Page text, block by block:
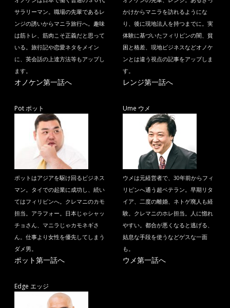
サラリーマン。職場の先輩であるレ
ンジの誘いからマニラ旅行へ。趣味
は筋トレ、筋肉こそ正義だと思って
いる。旅行記や恋愛ネタをメイン
に、英会話の上達方法等もアップし
ます。
オノケン第一話へ
かけからマニラを訪れるようにな
り、後に現地法人を持つまでに。実
体験に基づいたフィリピンの闇、貧
困と格差、現地ビジネスなどオノケ
ンとは違う視点の記事をアップしま
す。
レンジ第一話へ
Pot ポット
ポットはアジアを駆け回るビジネス
マン。タイでの起業に成功し、続い
てはフィリピンへ。クレマニのカモ
担当。アラフォー。日本じゃシャッ
チョさん、マニラじゃカモネギさ
ん。仕事より女性を優先してしまう
ダメ男。
ポット第一話へ
Ume ウメ
ウメは元経営者で、30年前からフィ
リピンへ通う超ベテラン。早期リタ
イア、二度の離婚、ネトゲ廃人も経
験。クレマニのホレ担当。人に惚れ
やすい。都合が悪くなると逃げる、
姑息な手段を使うなどゲスな一面
も。
ウメ第一話へ
Edge エッジ